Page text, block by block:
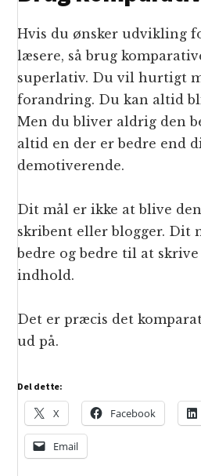
Hvis du ønsker udvikling
læsere, så brug
superlativ. Du vil hurtigt
forandring. Du kan altid
Men du bliver aldrig den
altid en der er bedre end
demotiverende.
Dit mål er ikke at blive
skribent eller blogger. Dit
bedre og bedre til at
indhold.
Det er præcis det
ud på.
Del dette:
X Facebook
Email